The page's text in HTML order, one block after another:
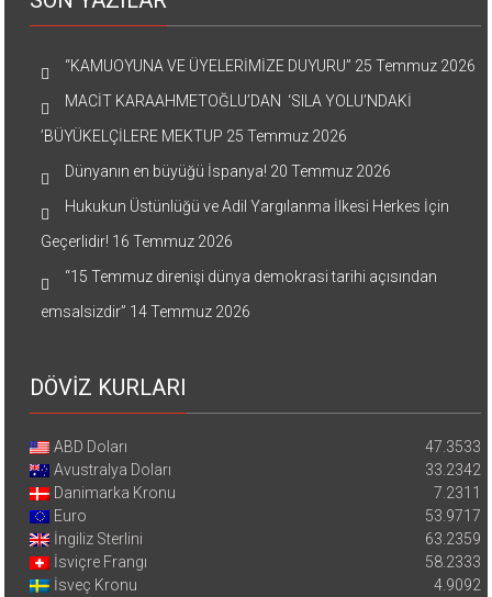
“KAMUOYUNA VE ÜYELERİMİZE DUYURU” 25 Temmuz 2026
MACİT KARAAHMETOĞLU’DAN ‘SILA YOLU’NDAKİ
’BÜYÜKELÇİLERE MEKTUP 25 Temmuz 2026
Dünyanın en büyüğü İspanya! 20 Temmuz 2026
Hukukun Üstünlüğü ve Adil Yargılanma İlkesi Herkes İçin
Geçerlidir! 16 Temmuz 2026
“15 Temmuz direnişi dünya demokrasi tarihi açısından
emsalsizdir” 14 Temmuz 2026
DÖVİZ KURLARI
ABD Doları
47.3533
Avustralya Doları
33.2342
Danimarka Kronu
7.2311
Euro
53.9717
İngiliz Sterlini
63.2359
İsviçre Frangı
58.2333
İsveç Kronu
4.9092